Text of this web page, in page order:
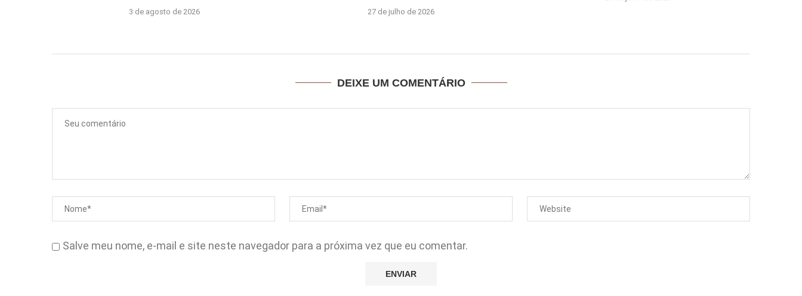
3 de agosto de 2026 27 de julho de 2026
DEIXE UM COMENTÁRIO
Salve meu nome, e-mail e site neste navegador para a próxima vez que eu comentar.